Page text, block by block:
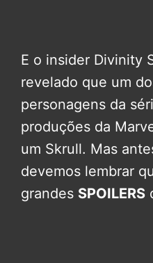
E o insider Divinity
revelado que um
personagens da
produções da
um Skrull. Mas
devemos lembrar
grandes SPOILERS